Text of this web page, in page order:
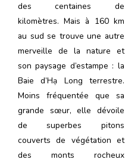
des centaines de
kilomètres. Mais à 160 km
au sud se trouve une autre
merveille de la nature et
son paysage d’estampe : la
Baie d’Hạ Long terrestre.
Moins fréquentée que sa
grande sœur, elle dévoile
de superbes pitons
couverts de végétation et
des monts rocheux